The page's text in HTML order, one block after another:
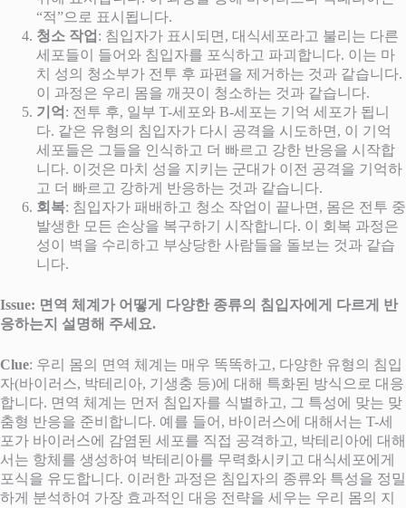
“적”으로 표시됩니다.
청소 작업 : 침입자가 표시되면, 대식세포라고 불리는 다른
세포들이 들어와 침입자를 포식하고 파괴합니다. 이는 마
치 성의 청소부가 전투 후 파편을 제거하는 것과 같습니다.
이 과정은 우리 몸을 깨끗이 청소하는 것과 같습니다.
기억 : 전투 후, 일부 T-세포와 B-세포는 기억 세포가 됩니
다. 같은 유형의 침입자가 다시 공격을 시도하면, 이 기억
세포들은 그들을 인식하고 더 빠르고 강한 반응을 시작합
니다. 이것은 마치 성을 지키는 군대가 이전 공격을 기억하
고 더 빠르고 강하게 반응하는 것과 같습니다.
회복: 침입자가 패배하고 청소 작업이 끝나면, 몸은 전투 중
발생한 모든 손상을 복구하기 시작합니다. 이 회복 과정은
성이 벽을 수리하고 부상당한 사람들을 돌보는 것과 같습
니다.
Issue: 면역 체계가 어떻게 다양한 종류의 침입자에게 다르게 반
응하는지 설명해 주세요.
Clue: 우리 몸의 면역 체계는 매우 똑똑하고, 다양한 유형의 침입
자(바이러스, 박테리아, 기생충 등)에 대해 특화된 방식으로 대응
합니다. 면역 체계는 먼저 침입자를 식별하고, 그 특성에 맞는 맞
춤형 반응을 준비합니다. 예를 들어, 바이러스에 대해서는 T-세
포가 바이러스에 감염된 세포를 직접 공격하고, 박테리아에 대해
서는 항체를 생성하여 박테리아를 무력화시키고 대식세포에게
포식을 유도합니다. 이러한 과정은 침입자의 종류와 특성을 정밀
하게 분석하여 가장 효과적인 대응 전략을 세우는 우리 몸의 지